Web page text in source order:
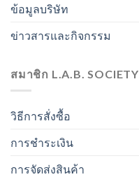
ข้อมูลบริษัท
ข่าวสารและกิจกรรม
สมาชิก L.A.B. SOCIETY
วิธีการสั่งซื้อ
การชำระเงิน
การจัดส่งสินค้า